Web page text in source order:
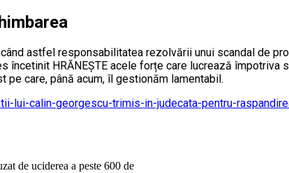
astfel responsabilitatea rezolvării unui scandal de
încetinit HRĂNEȘTE acele forțe care lucrează
pe care, până acum, îl gestionăm lamentabil.
lui-calin-georgescu-trimis-in-judecata-pentru-